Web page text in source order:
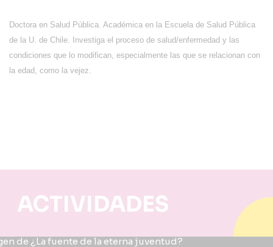
Doctora en Salud Pública. Académica en la Escuela de Salud Pública
de la U. de Chile. Investiga el proceso de salud/enfermedad y las
condiciones que lo modifican, especialmente las que se relacionan con
la edad, como la vejez.
ACTIVIDADES